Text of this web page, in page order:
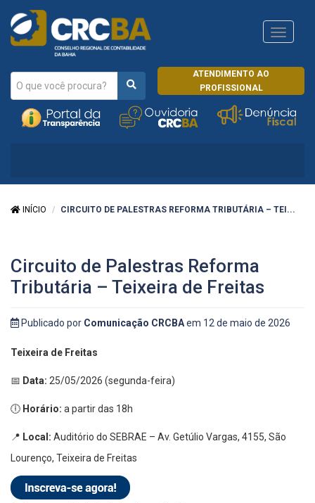
ATENDIMENTO AO
PROFISSIONAL
CRCRJ
INÍCIO CIRCUITO DE PALESTRAS REFORMA TRIBUTÁRIA – TEI...
Circuito de Palestras Reforma
Tributária – Teixeira de Freitas
Publicado por Comunicação CRCBAem 12 de maio de 2026
Teixeira de Freitas
📅 Data: 25/05/2026 (segunda-feira)
🕕 Horário: a partir das 18h
📍 Local: Auditório do SEBRAE – Av. Getúlio Vargas, 4155, São
Lourenço, Teixeira de Freitas